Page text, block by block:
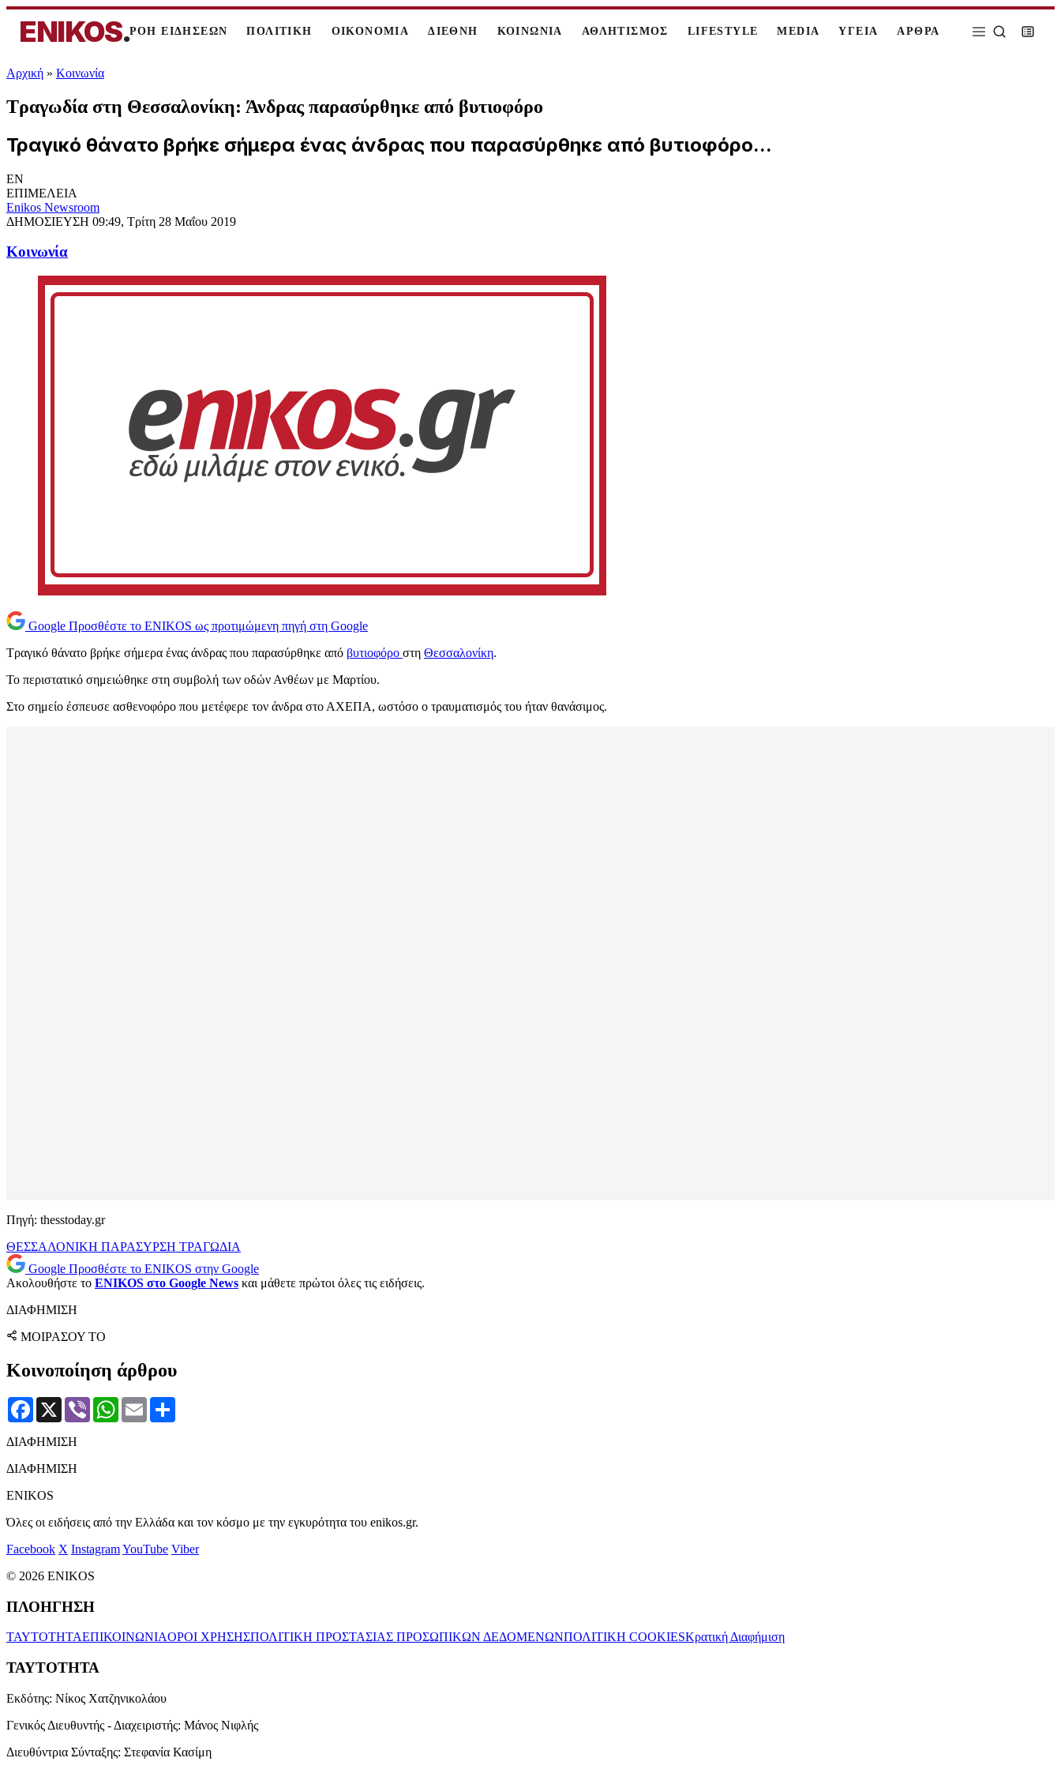
ENIKOS.ΡΟΗ ΕΙΔΗΣΕΩΝ ΠΟΛΙΤΙΚΗ ΟΙΚΟΝΟΜΙΑ ΔΙΕΘΝΗ ΚΟΙΝΩΝΙΑ ΑΘΛΗΤΙΣΜΟΣ LIFESTYLE MEDIA ΥΓΕΙΑ ΑΡΘΡΑ
Αρχική » Κοινωνία
Τραγωδία στη Θεσσαλονίκη: Άνδρας παρασύρθηκε από βυτιοφόρο
Τραγικό θάνατο βρήκε σήμερα ένας άνδρας που παρασύρθηκε από βυτιοφόρο...
EN
ΕΠΙΜΕΛΕΙΑ
Enikos Newsroom
ΔΗΜΟΣΙΕΥΣΗ 09:49, Τρίτη 28 Μαΐου 2019
Κοινωνία
Google Προσθέστε το ENIKOS ως προτιμώμενη πηγή στη Google
Τραγικό θάνατο βρήκε σήμερα ένας άνδρας που παρασύρθηκε από βυτιοφόρο στη Θεσσαλονίκη.
Το περιστατικό σημειώθηκε στη συμβολή των οδών Ανθέων με Μαρτίου.
Στο σημείο έσπευσε ασθενοφόρο που μετέφερε τον άνδρα στο ΑΧΕΠΑ, ωστόσο ο τραυματισμός του ήταν θανάσιμος.
Πηγή: thesstoday.gr
ΘΕΣΣΑΛΟΝΙΚΗ ΠΑΡΑΣΥΡΣΗ ΤΡΑΓΩΔΙΑ
Google Προσθέστε το ENIKOS στην Google
Ακολουθήστε το ENIKOS στο Google News και μάθετε πρώτοι όλες τις ειδήσεις.
ΔΙΑΦΗΜΙΣΗ
ΜΟΙΡΑΣΟΥ ΤΟ
Κοινοποίηση άρθρου
Facebook
X Viber WhatsApp
Email
ΔΙΑΦΗΜΙΣΗ
ΔΙΑΦΗΜΙΣΗ
ENIKOS
Όλες οι ειδήσεις από την Ελλάδα και τον κόσμο με την εγκυρότητα του enikos.gr.
Facebook X InstagramYouTube Viber
© 2026 ENIKOS
ΠΛΟΗΓΗΣΗ
ΤΑΥΤΟΤΗΤΑΕΠΙΚΟΙΝΩΝΙΑΟΡΟΙ ΧΡΗΣΗΣΠΟΛΙΤΙΚΗ ΠΡΟΣΤΑΣΙΑΣ ΠΡΟΣΩΠΙΚΩΝ ΔΕΔΟΜΕΝΩΝΠΟΛΙΤΙΚΗ COOKIESΚρατική Διαφήμιση
ΤΑΥΤΟΤΗΤΑ
Εκδότης: Νίκος Χατζηνικολάου
Γενικός Διευθυντής - Διαχειριστής: Μάνος Νιφλής
Διευθύντρια Σύνταξης: Στεφανία Κασίμη